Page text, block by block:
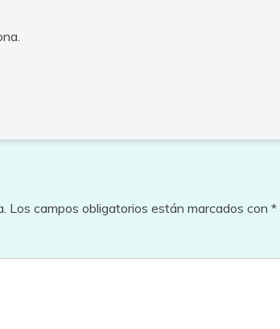
Los campos obligatorios están marcados con *